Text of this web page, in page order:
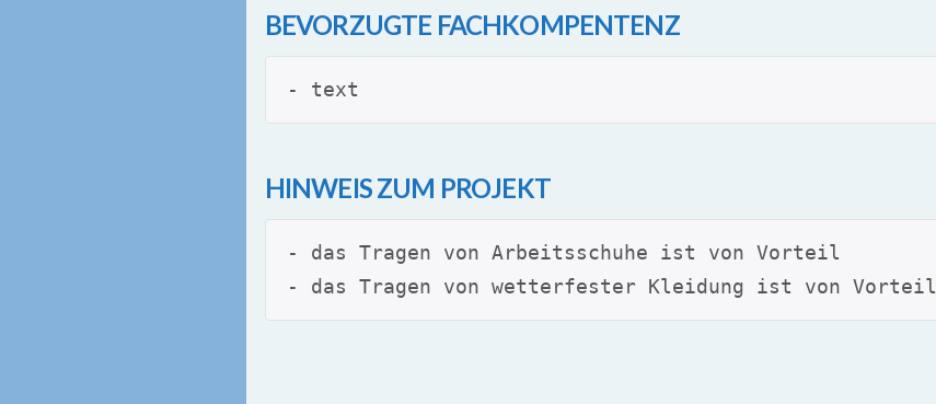
BEVORZUGTE FACHKOMPENTENZ
- text
HINWEIS ZUM PROJEKT
- das Tragen von Arbeitsschuhe ist von Vorteil
- das Tragen von wetterfester Kleidung ist von Vorteil